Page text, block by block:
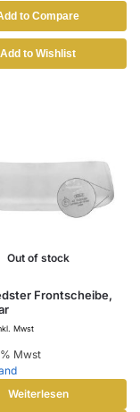
to Compare
Add to Wishlist
Out of stock
Frontscheibe,
Mwst
Mwst
Weiterlesen